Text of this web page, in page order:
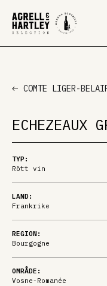
COMTE LIGER-
ECHEZEAUX
TYP:
Rött vin
LAND:
Frankrike
REGION:
Bourgogne
OMRÅDE:
Vosne-Romanée